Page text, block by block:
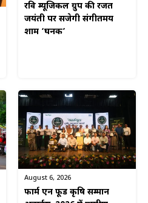
रवि म्यूजिकल ग्रुप की रजत
जयंती पर सजेगी संगीतमय
शाम ‘घनक’
August 6, 2026
फार्म एन फूड कृषि सम्मान